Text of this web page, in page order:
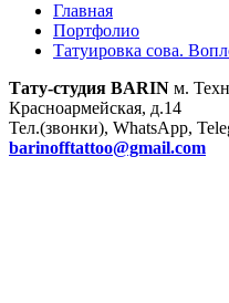
Главная
Портфолио
Татуировка сова.
Тату-студия BARIN м.
Красноармейская, д.14
Тел.(звонки), WhatsApp,
barinofftattoo@gmail.com